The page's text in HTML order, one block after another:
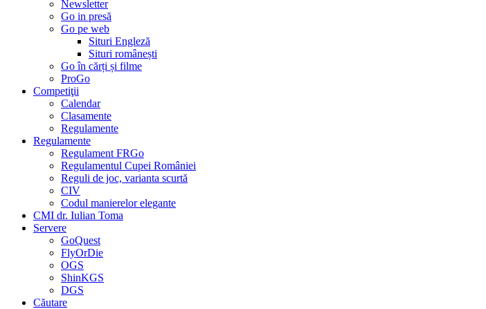
Newsletter
Go in presă
Go pe web
Situri Engleză
Situri românești
Go în cărți și filme
ProGo
Competiţii
Calendar
Clasamente
Regulamente
Regulamente
Regulament FRGo
Regulamentul Cupei României
Reguli de joc, varianta scurtă
CIV
Codul manierelor elegante
CMI dr. Iulian Toma
Servere
GoQuest
FlyOrDie
OGS
ShinKGS
DGS
Căutare